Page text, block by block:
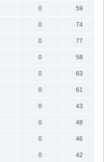
0
59
0
74
0
77
0
58
0
63
0
61
0
43
0
48
0
46
0
42